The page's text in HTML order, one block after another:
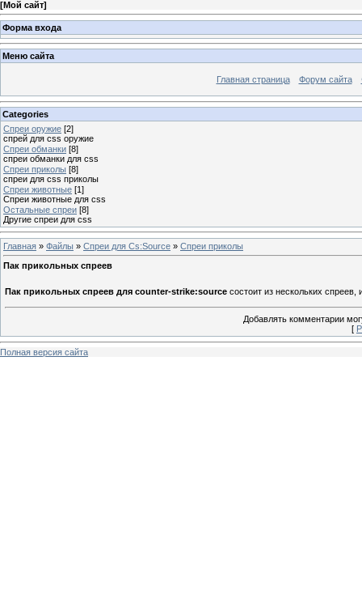
[Мой сайт]
Форма входа
Меню сайта
Главная страница Форум сайта
Categories
Спреи оружие [2]
спрей для css оружие
Спреи обманки [8]
спреи обманки для css
Спреи приколы [8]
спреи для css приколы
Спреи животные [1]
Спреи животные для css
Остальные спреи [8]
Другие спреи для css
Главная » Файлы » Спреи для Cs:Source » Спреи приколы
Пак прикольных спреев
Пак прикольных спреев для counter-strike:source состоит из нескольких
Добавлять комментарии
[
Полная версия сайта